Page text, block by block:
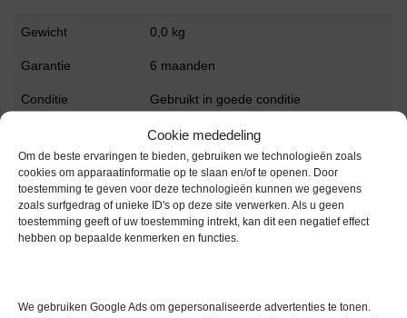
Cookie mededeling
Om de beste ervaringen te bieden, gebruiken we technologieën zoals
cookies om apparaatinformatie op te slaan en/of te openen. Door
toestemming te geven voor deze technologieën kunnen we gegevens
zoals surfgedrag of unieke ID's op deze site verwerken. Als u geen
toestemming geeft of uw toestemming intrekt, kan dit een negatief effect
hebben op bepaalde kenmerken en functies.
We gebruiken Google Ads om gepersonaliseerde advertenties te tonen.
Gewicht 0,0 kg
Garantie 6 maanden
Conditie Gebruikt in goede conditie
Eppendorf